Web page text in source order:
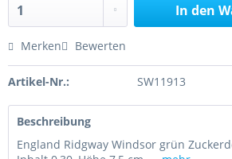
In den
Merken Bewerten
Artikel-Nr.: SW11913
Beschreibung
England Ridgway Windsor grün